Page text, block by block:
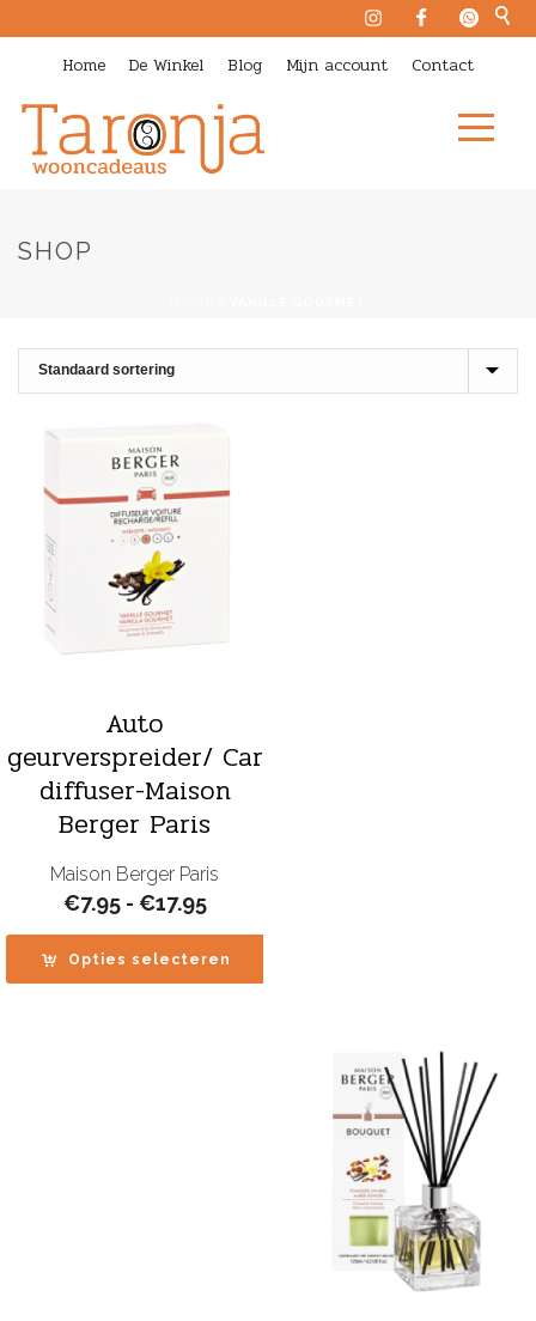
Home De Winkel Blog Mijn account Contact
SHOP
Auto
geurverspreider/ Car
diffuser-Maison
Berger Paris
Maison Berger Paris
€7.95 - €17.95Prijsklasse:
tot
Opties selecteren